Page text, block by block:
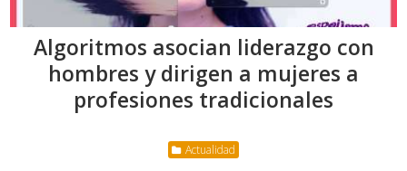
Algoritmos asocian liderazgo con
hombres y dirigen a mujeres a
profesiones tradicionales
Actualidad